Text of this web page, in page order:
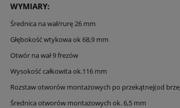
WYMIARY:
Średnica na wał/rurę 26 mm
Głębokość wtykowa ok 68,9 mm
Otwór na wał 9 frezów
Wysokość całkowita ok.116 mm
Rozstaw otworów montażowych po przekątnej(od
Średnica otworów montażowych ok. 6,5 mm